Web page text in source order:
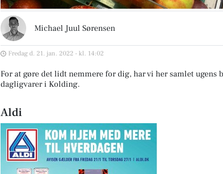
Michael Juul Sørensen
Fredag d. 21. jan. 2022 - kl. 14:02
For at gøre det lidt nemmere for dig, har vi her samlet ugens
dagligvarer i Kolding.
Aldi